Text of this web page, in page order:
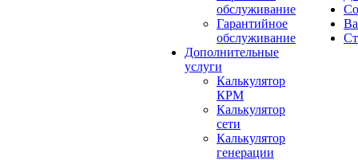
обслуживание
Гарантийное
обслуживание
Дополнительные
услуги
Калькулятор
КРМ
Калькулятор
сети
Калькулятор
генерации